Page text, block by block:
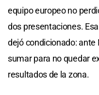
equipo europeo no
dos presentaciones.
dejó condicionado:
sumar para no quedar
resultados de la zona.